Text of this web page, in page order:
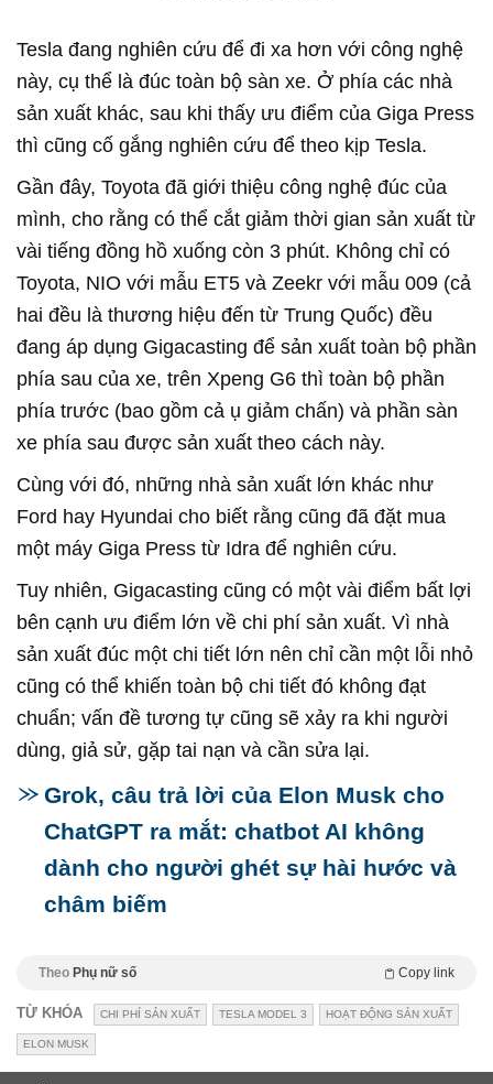
Tesla đang nghiên cứu để đi xa hơn với công nghệ
này, cụ thể là đúc toàn bộ sàn xe. Ở phía các nhà
sản xuất khác, sau khi thấy ưu điểm của Giga Press
thì cũng cố gắng nghiên cứu để theo kịp Tesla.
Gần đây, Toyota đã giới thiệu công nghệ đúc của
mình, cho rằng có thể cắt giảm thời gian sản xuất từ
vài tiếng đồng hồ xuống còn 3 phút. Không chỉ có
Toyota, NIO với mẫu ET5 và Zeekr với mẫu 009 (cả
hai đều là thương hiệu đến từ Trung Quốc) đều
đang áp dụng Gigacasting để sản xuất toàn bộ phần
phía sau của xe, trên Xpeng G6 thì toàn bộ phần
phía trước (bao gồm cả ụ giảm chấn) và phần sàn
xe phía sau được sản xuất theo cách này.
Cùng với đó, những nhà sản xuất lớn khác như
Ford hay Hyundai cho biết rằng cũng đã đặt mua
một máy Giga Press từ Idra để nghiên cứu.
Tuy nhiên, Gigacasting cũng có một vài điểm bất lợi
bên cạnh ưu điểm lớn về chi phí sản xuất. Vì nhà
sản xuất đúc một chi tiết lớn nên chỉ cần một lỗi nhỏ
cũng có thể khiến toàn bộ chi tiết đó không đạt
chuẩn; vấn đề tương tự cũng sẽ xảy ra khi người
dùng, giả sử, gặp tai nạn và cần sửa lại.
Grok, câu trả lời của Elon Musk cho
ChatGPT ra mắt: chatbot AI không
dành cho người ghét sự hài hước và
châm biếm
Theo Phụ nữ số Copy link
TỪ KHÓA CHI PHÍ SẢN XUẤT TESLA MODEL 3 HOẠT ĐỘNG SẢN XUẤT
ELON MUSK